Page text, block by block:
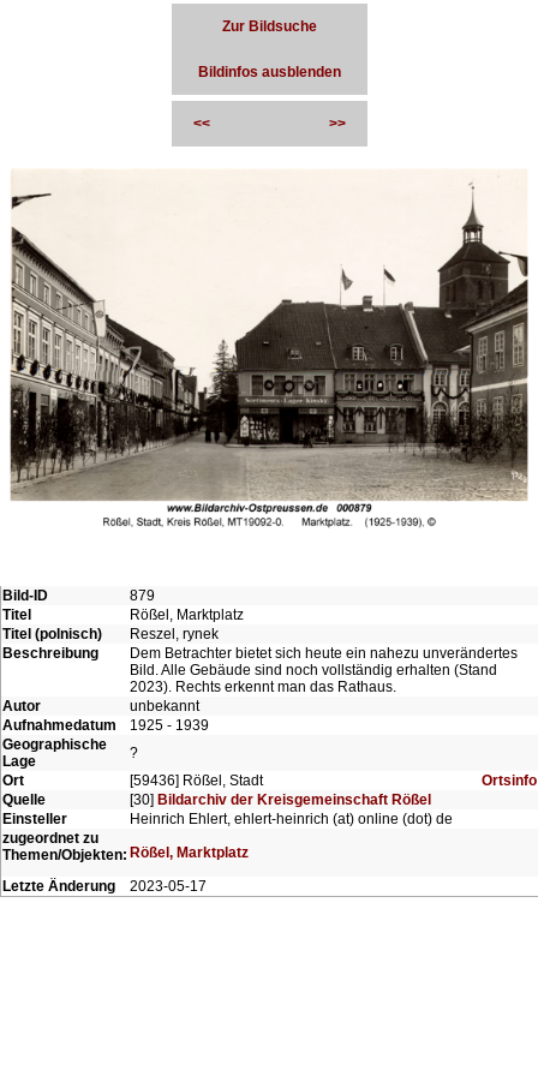
Zur Bildsuche
Bildinfos ausblenden
<< >>
Bild-ID
879
Titel
Rößel, Marktplatz
Titel (polnisch)
Reszel, rynek
Beschreibung
Dem Betrachter bietet sich heute ein nahezu unverändertes
Bild. Alle Gebäude sind noch vollständig erhalten (Stand
2023). Rechts erkennt man das Rathaus.
Autor
unbekannt
Aufnahmedatum
1925 - 1939
Geographische
Lage
?
Ort
[59436] Rößel, Stadt
Ortsinfo
Quelle
[30] Bildarchiv der Kreisgemeinschaft Rößel
Einsteller
Heinrich Ehlert, ehlert-heinrich (at) online (dot) de
zugeordnet zu
Themen/Objekten: Rößel, Marktplatz
Letzte Änderung
2023-05-17